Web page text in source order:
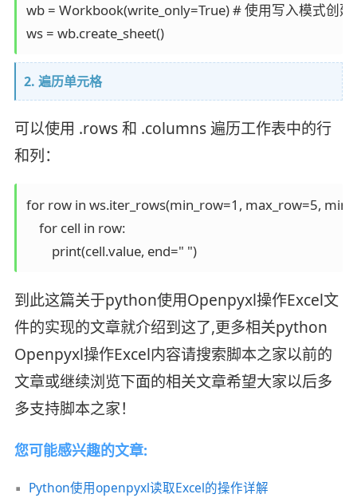
wb = Workbook(write_only=True) # 使用写入模式创建
ws = wb.create_sheet()
2. 遍历单元格
可以使用 .rows 和 .columns 遍历工作表中的行
和列：
for row in ws.iter_rows(min_row=1, max_row=5,
    for cell in row:
        print(cell.value, end=" ")
到此这篇关于python使用Openpyxl操作Excel文
件的实现的文章就介绍到这了,更多相关python
Openpyxl操作Excel内容请搜索脚本之家以前的
文章或继续浏览下面的相关文章希望大家以后多
多支持脚本之家！
您可能感兴趣的文章:
Python使用openpyxl读取Excel的操作详解